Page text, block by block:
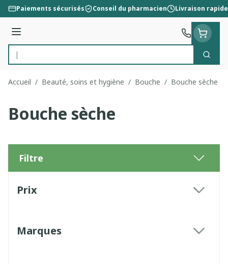
Aller au contenu
Paiements sécurisés Conseil du pharmacien Livraison rapide
Menu
Rechercher
Accueil / Beauté, soins et hygiène / Bouche / Bouche sèche
Bouche sèche
Filtre
Prix
Marques